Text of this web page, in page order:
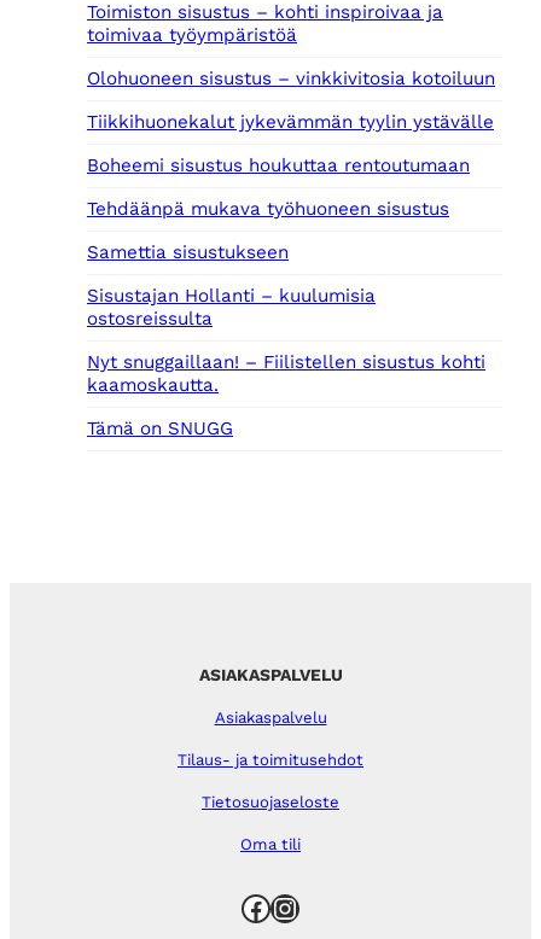
Toimiston sisustus – kohti inspiroivaa ja
toimivaa työympäristöä
Olohuoneen sisustus – vinkkivitosia kotoiluun
Tiikkihuonekalut jykevämmän tyylin ystävälle
Boheemi sisustus houkuttaa rentoutumaan
Tehdäänpä mukava työhuoneen sisustus
Samettia sisustukseen
Sisustajan Hollanti – kuulumisia
ostosreissulta
Nyt snuggaillaan! – Fiilistellen sisustus kohti
kaamoskautta.
Tämä on SNUGG
ASIAKASPALVELU
Asiakaspalvelu
Tilaus- ja toimitusehdot
Tietosuojaseloste
Oma tili
Facebook Instagram